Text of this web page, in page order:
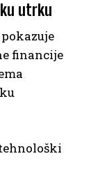
utrku
financije